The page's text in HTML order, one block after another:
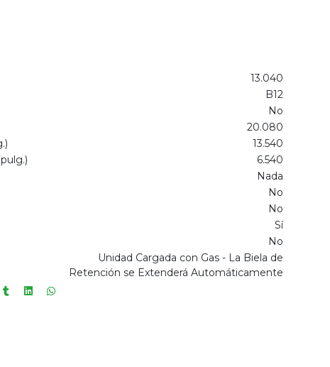
13.040
B12
No
20.080
13.540
6.540
Nada
No
No
Sí
No
Unidad Cargada con Gas - La Biela de
Retención se Extenderá Automáticamente